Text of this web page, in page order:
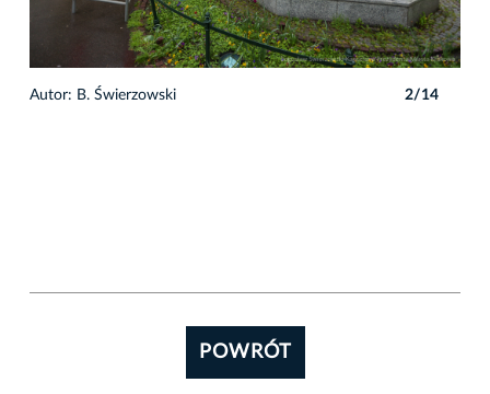
Autor: B. Świerzowski 2/14
POWRÓT